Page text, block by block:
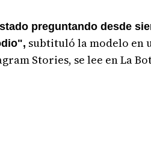
preguntando desde
subtituló la modelo en
Stories, se lee en La